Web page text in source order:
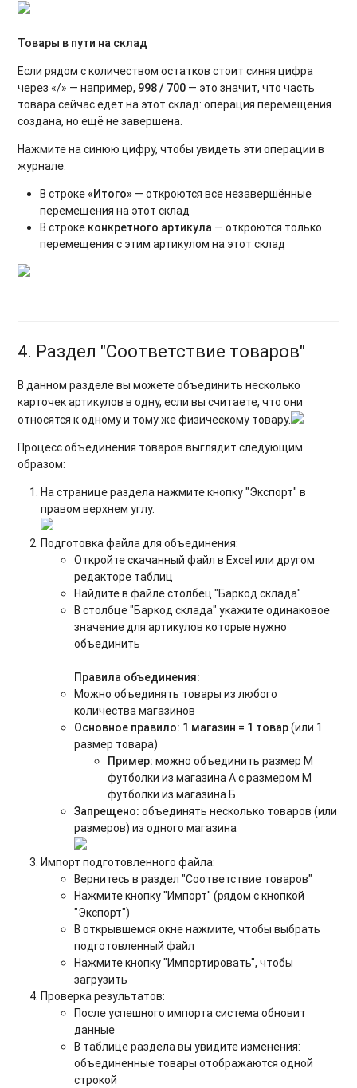
Товары в пути на склад
Если рядом с количеством остатков стоит синяя цифра
через «/» — например, 998 / 700 — это значит, что часть
товара сейчас едет на этот склад: операция перемещения
создана, но ещё не завершена.
Нажмите на синюю цифру, чтобы увидеть эти операции в
журнале:
В строке«Итого» — откроются все незавершённые
перемещения на этот склад
В строке конкретного артикула — откроются только
перемещения с этим артикулом на этот склад
4. Раздел "Соответствие товаров"
В данном разделе вы можете объединить несколько
карточек артикулов в одну, если вы считаете, что они
относятся к одному и тому же физическому товару.
Процесс объединения товаров выглядит следующим
образом:
На странице раздела нажмите кнопку "Экспорт" в
правом верхнем углу.
Подготовка файла для объединения:
Откройте скачанный файл в Excel или другом
редакторе таблиц
Найдите в файле столбец "Баркод склада"
В столбце "Баркод склада" укажите одинаковое
значение для артикулов которые нужно
объединить
Правила объединения:
Можно объединять товары из любого
количества магазинов
Основное правило: 1 магазин = 1 товар(или 1
размер товара)
Пример:можно объединить размер М
футболки из магазина А с размером М
футболки из магазина Б.
Запрещено: объединять несколько товаров (или
размеров) из одного магазина
Импорт подготовленного файла:
Вернитесь в раздел "Соответствие товаров"
Нажмите кнопку "Импорт" (рядом с кнопкой
"Экспорт")
В открывшемся окне нажмите, чтобы выбрать
подготовленный файл
Нажмите кнопку "Импортировать", чтобы
загрузить
Проверка результатов:
После успешного импорта система обновит
данные
В таблице раздела вы увидите изменения:
объединенные товары отображаются одной
строкой